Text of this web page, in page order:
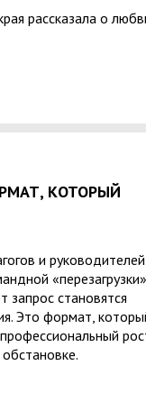
рассказала о
КОТОРЫЙ
и руководителей
становятся
Это формат,